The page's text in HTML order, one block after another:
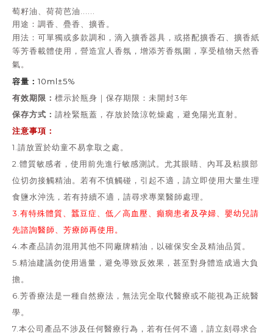
萄籽油、荷荷芭油......
用途： 調香、疊香、擴香。
用法： 可單獨或多款調和，滴入擴香器具，或搭配擴香石、擴香紙
等芳香載體使用，營造宜人香氛，增添芳香氛圍，享受植物天然香
氣。
容量： 10ml±5%
有效期限： 標示於瓶身｜保存期限：未開封3年
保存方式： 請栓緊瓶蓋，存放於陰涼乾燥處，避免陽光直射。
注意事項：
1.請放置於幼童不易拿取之處。
2.體質敏感者，使用前先進行敏感測試。尤其眼睛、內耳及粘膜部
位切勿接觸精油。若有不慎觸碰，引起不適，請立即使用大量生理
食鹽水沖洗，若有持續不適，請尋求專業醫師處理。
3.有特殊體質、蠶豆症、低／高血壓、癲癇患者及孕婦、嬰幼兒請
先諮詢醫師、芳療師再使用。
4.本產品請勿混用其他不同廠牌精油，以確保安全及精油品質。
5.精油建議勿使用過量，避免導致反效果，甚至對身體造成過大負
擔。
6.芳香療法是一種自然療法，無法完全取代醫療或不能視為正統醫
學。
7.本公司產品不涉及任何醫療行為，若有任何不適，請立刻尋求合